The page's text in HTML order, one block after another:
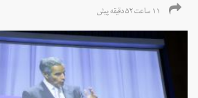
۱۱ ساعت ۵۲ دقیقه پیش